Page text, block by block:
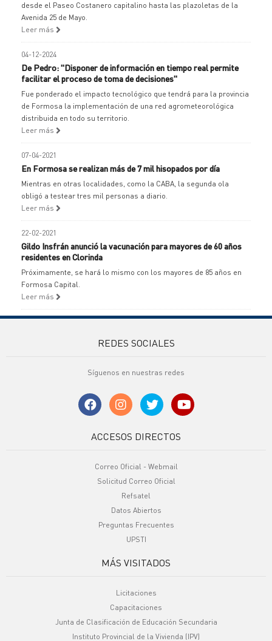
desde el Paseo Costanero capitalino hasta las plazoletas de la
Avenida 25 de Mayo.
Leer más
04-12-2024
De Pedro: "Disponer de información en tiempo real permite
facilitar el proceso de toma de decisiones"
Fue ponderado el impacto tecnológico que tendrá para la provincia
de Formosa la implementación de una red agrometeorológica
distribuida en todo su territorio.
Leer más
07-04-2021
En Formosa se realizan más de 7 mil hisopados por día
Mientras en otras localidades, como la CABA, la segunda ola
obligó a testear tres mil personas a diario.
Leer más
22-02-2021
Gildo Insfrán anunció la vacunación para mayores de 60 años
residentes en Clorinda
Próximamente, se hará lo mismo con los mayores de 85 años en
Formosa Capital.
Leer más
REDES SOCIALES
Síguenos en nuestras redes
ACCESOS DIRECTOS
Correo Oficial - Webmail
Solicitud Correo Oficial
Refsatel
Datos Abiertos
Preguntas Frecuentes
UPSTI
MÁS VISITADOS
Licitaciones
Capacitaciones
Junta de Clasificación de Educación Secundaria
Instituto Provincial de la Vivienda (IPV)